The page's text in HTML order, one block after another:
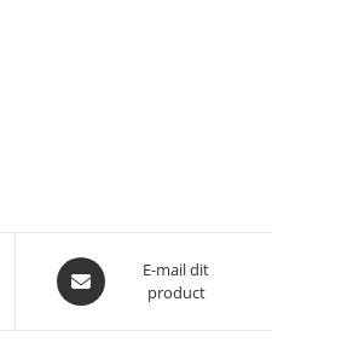
Opent
in
E-mail dit
product